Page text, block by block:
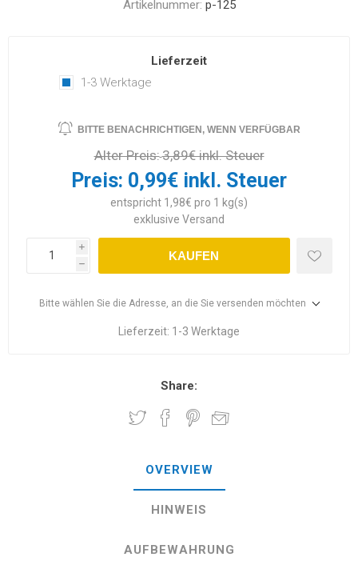
Artikelnummer: p-125
Lieferzeit
1-3 Werktage
BITTE BENACHRICHTIGEN, WENN VERFÜGBAR
Alter Preis:3,89€ inkl. Steuer
Preis: 0,99€ inkl. Steuer
entspricht 1,98€ pro 1 kg(s)
exklusive Versand
i
h
KAUFEN
Bitte wählen Sie die Adresse, an die Sie versenden möchten
Lieferzeit: 1-3 Werktage
Share:
OVERVIEW
HINWEIS
AUFBEWAHRUNG